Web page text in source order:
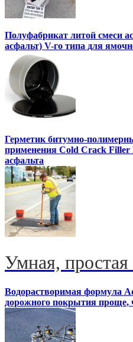
Полуфабрикат литой смеси
асфальт) V-го типа для
Герметик битумно-
применения Cold Crack
асфальта
Умная, простая
Водорастворимая формула
дорожного покрытия проще,